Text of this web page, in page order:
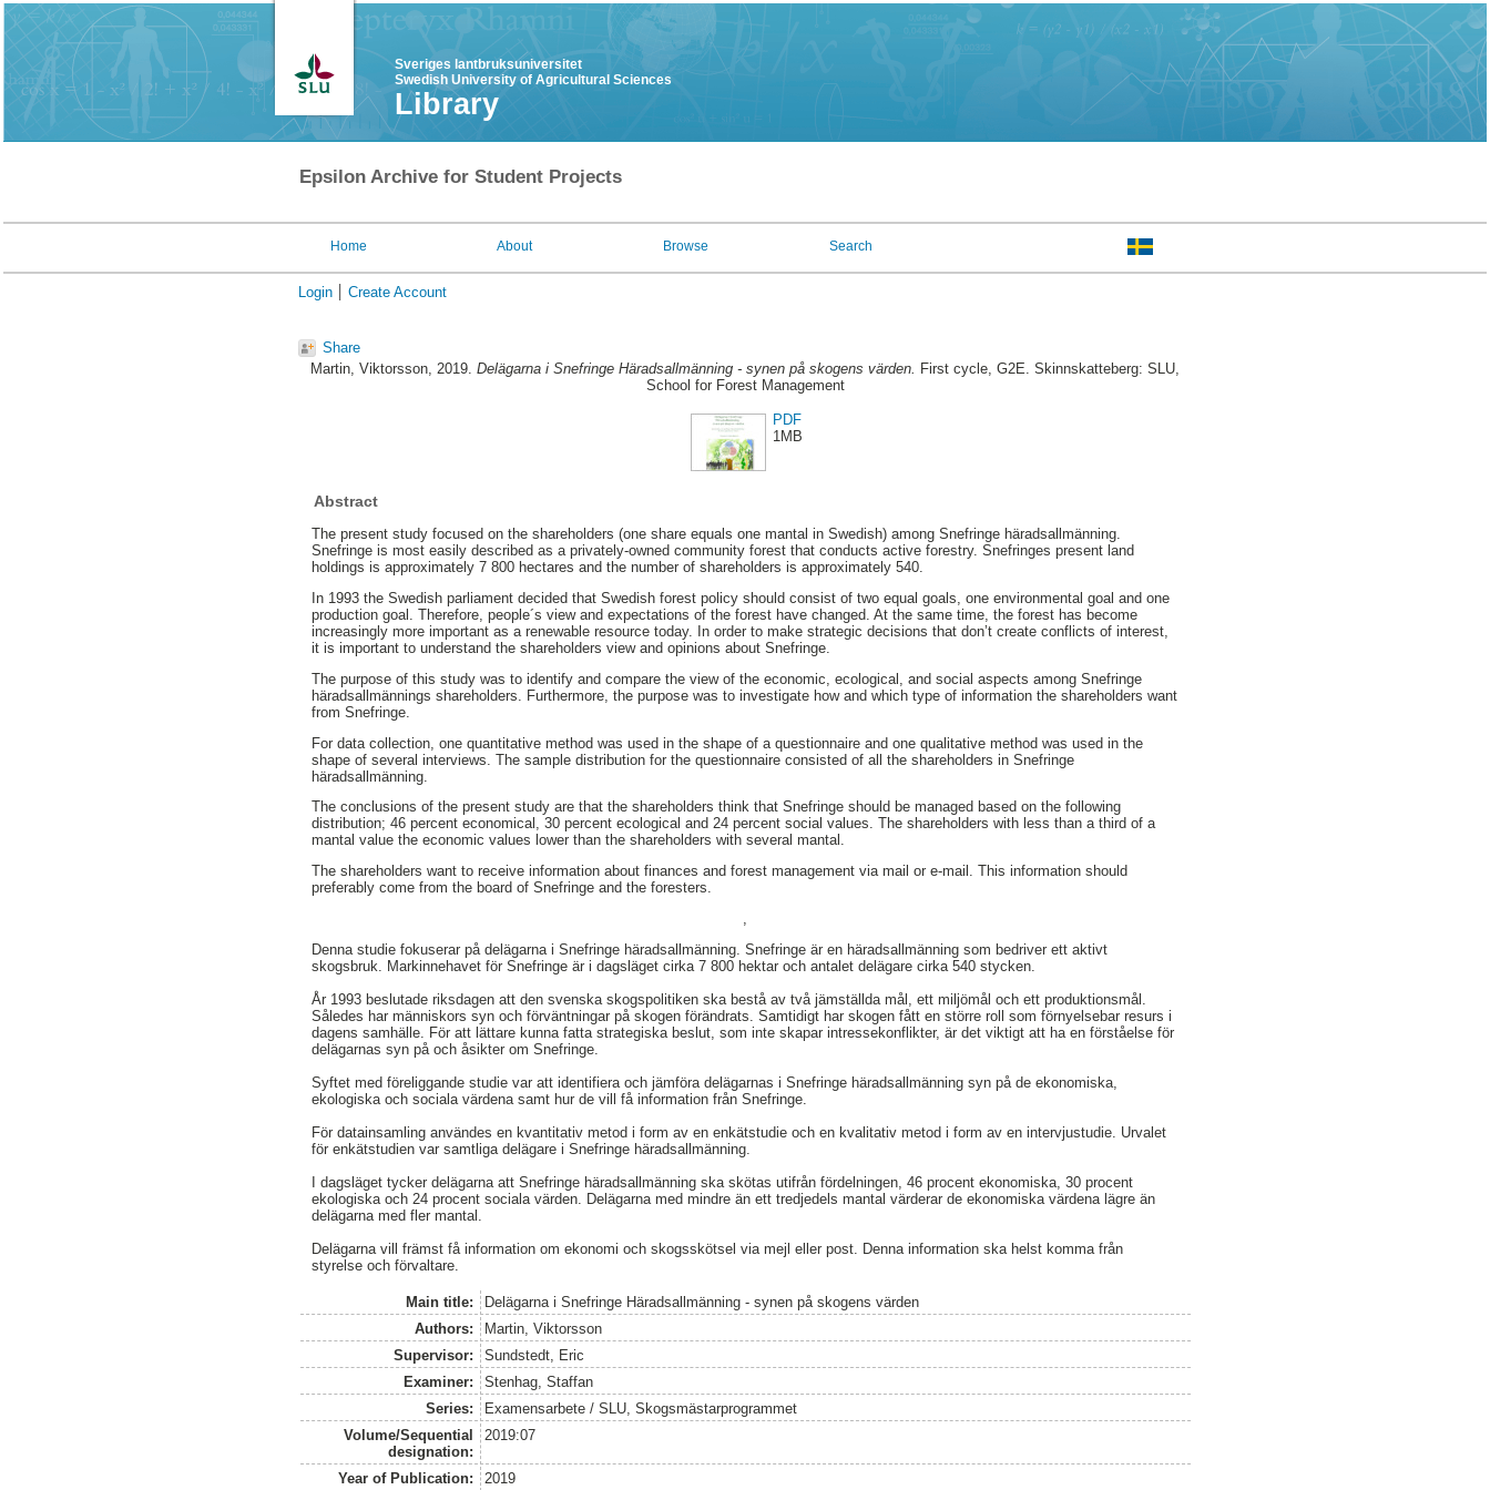
Sveriges lantbruksuniversitet
Swedish University of Agricultural Sciences
Library
Epsilon Archive for Student Projects
Home About Browse Search
Login Create Account
Share
Martin, Viktorsson, 2019. Delägarna i Snefringe Häradsallmänning - synen på skogens värden. First cycle, G2E. Skinnskatteberg: SLU,
School for Forest Management
PDF
1MB
Abstract
The present study focused on the shareholders (one share equals one mantal in Swedish) among Snefringe häradsallmänning.
Snefringe is most easily described as a privately-owned community forest that conducts active forestry. Snefringes present land
holdings is approximately 7 800 hectares and the number of shareholders is approximately 540.
In 1993 the Swedish parliament decided that Swedish forest policy should consist of two equal goals, one environmental goal and one
production goal. Therefore, people´s view and expectations of the forest have changed. At the same time, the forest has become
increasingly more important as a renewable resource today. In order to make strategic decisions that don’t create conflicts of interest,
it is important to understand the shareholders view and opinions about Snefringe.
The purpose of this study was to identify and compare the view of the economic, ecological, and social aspects among Snefringe
häradsallmännings shareholders. Furthermore, the purpose was to investigate how and which type of information the shareholders want
from Snefringe.
For data collection, one quantitative method was used in the shape of a questionnaire and one qualitative method was used in the
shape of several interviews. The sample distribution for the questionnaire consisted of all the shareholders in Snefringe
häradsallmänning.
The conclusions of the present study are that the shareholders think that Snefringe should be managed based on the following
distribution; 46 percent economical, 30 percent ecological and 24 percent social values. The shareholders with less than a third of a
mantal value the economic values lower than the shareholders with several mantal.
The shareholders want to receive information about finances and forest management via mail or e-mail. This information should
preferably come from the board of Snefringe and the foresters.
Denna studie fokuserar på delägarna i Snefringe häradsallmänning. Snefringe är en häradsallmänning som bedriver ett aktivt
skogsbruk. Markinnehavet för Snefringe är i dagsläget cirka 7 800 hektar och antalet delägare cirka 540 stycken.
År 1993 beslutade riksdagen att den svenska skogspolitiken ska bestå av två jämställda mål, ett miljömål och ett produktionsmål.
Således har människors syn och förväntningar på skogen förändrats. Samtidigt har skogen fått en större roll som förnyelsebar resurs i
dagens samhälle. För att lättare kunna fatta strategiska beslut, som inte skapar intressekonflikter, är det viktigt att ha en förståelse för
delägarnas syn på och åsikter om Snefringe.
Syftet med föreliggande studie var att identifiera och jämföra delägarnas i Snefringe häradsallmänning syn på de ekonomiska,
ekologiska och sociala värdena samt hur de vill få information från Snefringe.
För datainsamling användes en kvantitativ metod i form av en enkätstudie och en kvalitativ metod i form av en intervjustudie. Urvalet
för enkätstudien var samtliga delägare i Snefringe häradsallmänning.
I dagsläget tycker delägarna att Snefringe häradsallmänning ska skötas utifrån fördelningen, 46 procent ekonomiska, 30 procent
ekologiska och 24 procent sociala värden. Delägarna med mindre än ett tredjedels mantal värderar de ekonomiska värdena lägre än
delägarna med fler mantal.
Delägarna vill främst få information om ekonomi och skogsskötsel via mejl eller post. Denna information ska helst komma från
styrelse och förvaltare.
Main title:
Delägarna i Snefringe Häradsallmänning - synen på skogens värden
Authors:
Martin, Viktorsson
Supervisor:
Sundstedt, Eric
Examiner:
Stenhag, Staffan
Series:
Examensarbete / SLU, Skogsmästarprogrammet
Volume/Sequential
designation:
2019:07
Year of Publication: 2019